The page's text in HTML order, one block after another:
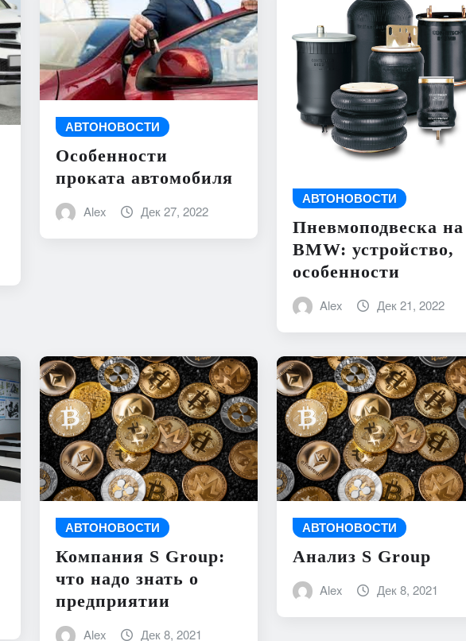
АВТОНОВОСТИ
Особенности
проката автомобиля
Alex Дек 27, 2022
АВТОНОВОСТИ
Пневмоподвеска на
BMW: устройство,
особенности
Alex Дек 21, 2022
АВТОНОВОСТИ
Компания S Group:
что надо знать о
предприятии
Alex Дек 8, 2021
АВТОНОВОСТИ
Анализ S Group
Alex Дек 8, 2021